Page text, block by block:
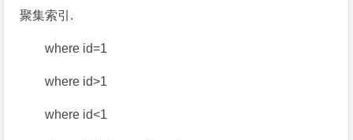
聚集索引.
where id=1
where id>1
where id<1